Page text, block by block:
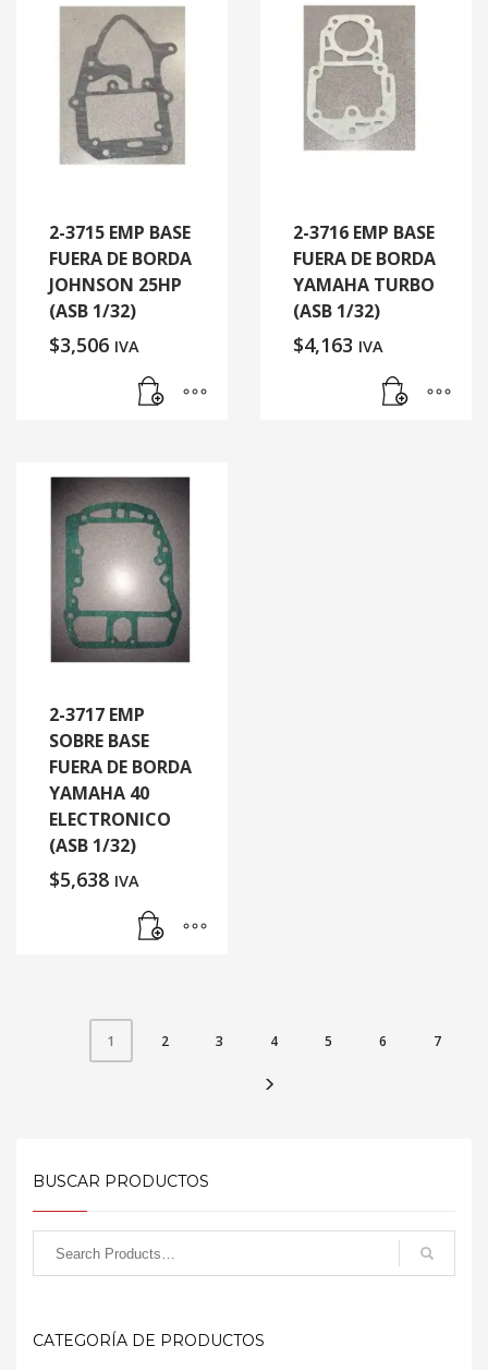
2-3715 EMP BASE
FUERA DE BORDA
JOHNSON 25HP
(ASB 1/32)
$3,506 IVA
2-3716 EMP BASE
FUERA DE BORDA
YAMAHA TURBO
(ASB 1/32)
$4,163 IVA
2-3717 EMP
SOBRE BASE
FUERA DE BORDA
YAMAHA 40
ELECTRONICO
(ASB 1/32)
$5,638 IVA
1 2 3 4 5 6 7
BUSCAR PRODUCTOS
CATEGORÍA DE PRODUCTOS